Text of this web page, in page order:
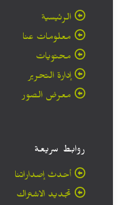
الرئيسية
معلومات عنا
محتويات
إدارة التحرير
معرض الصور
روابط سريعة
أحدث إصداراتنا
تجديد الاشتراك